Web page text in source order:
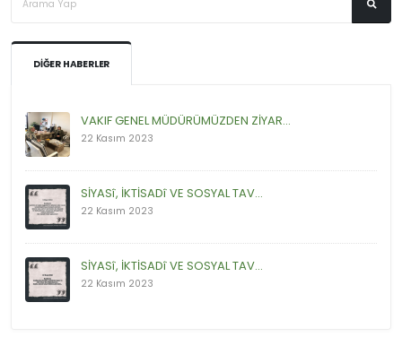
DIĞER HABERLER
VAKIF GENEL MÜDÜRÜMÜZDEN ZİYAR...
22 Kasım 2023
SİYASî, İKTİSADî VE SOSYAL TAV...
22 Kasım 2023
SİYASî, İKTİSADî VE SOSYAL TAV...
22 Kasım 2023